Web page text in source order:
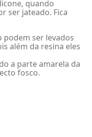
quando
ser jateado. Fica
podem ser levados
além da resina eles
a parte amarela da
fosco.